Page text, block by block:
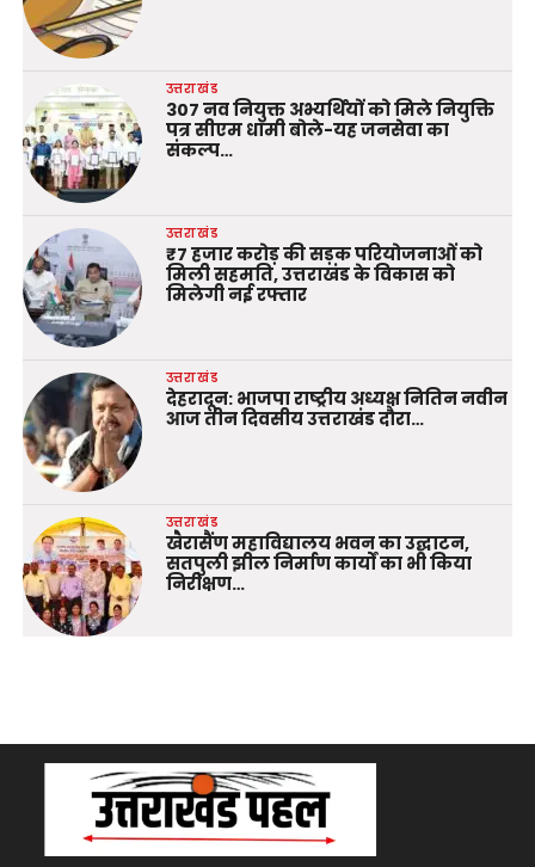
उत्तराखंड
307 नव नियुक्त अभ्यर्थियों को मिले नियुक्ति
पत्र सीएम धामी बोले-यह जनसेवा का
संकल्प…
उत्तराखंड
₹7 हजार करोड़ की सड़क परियोजनाओं को
मिली सहमति, उत्तराखंड के विकास को
मिलेगी नई रफ्तार
उत्तराखंड
देहरादून: भाजपा राष्ट्रीय अध्यक्ष नितिन नवीन
आज तीन दिवसीय उत्तराखंड दौरा…
उत्तराखंड
खैरासैंण महाविद्यालय भवन का उद्घाटन,
सतपुली झील निर्माण कार्यों का भी किया
निरीक्षण…